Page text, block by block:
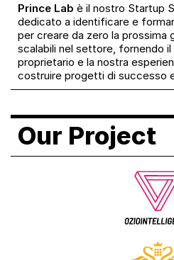
Prince Lab è il nostro Startup
dedicato a identificare e
per creare da zero la prossima
scalabili nel settore, fornendo
proprietario e la nostra
costruire progetti di successo
Our Project